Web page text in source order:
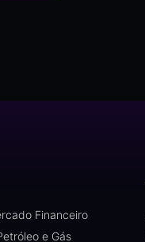
Financeiro
e Gás